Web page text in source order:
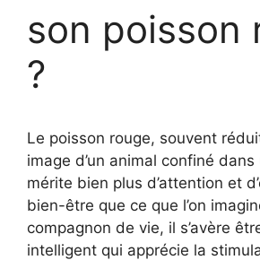
son poisson​
?
Le poisson rouge, souvent
image d’un animal confiné
mérite bien plus d’attention et
bien-être que ce que l’on
compagnon de vie, il s’avère
intelligent qui apprécie la